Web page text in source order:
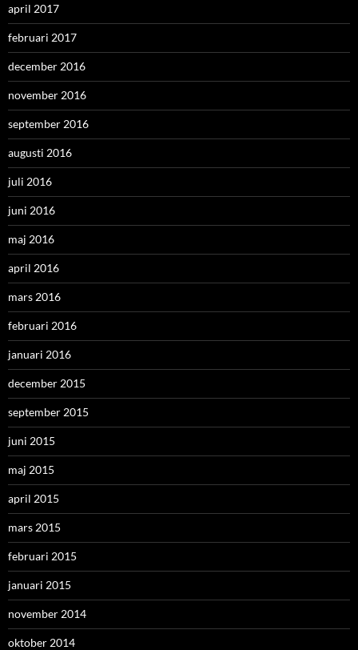
april 2017
februari 2017
december 2016
november 2016
september 2016
augusti 2016
juli 2016
juni 2016
maj 2016
april 2016
mars 2016
februari 2016
januari 2016
december 2015
september 2015
juni 2015
maj 2015
april 2015
mars 2015
februari 2015
januari 2015
november 2014
oktober 2014